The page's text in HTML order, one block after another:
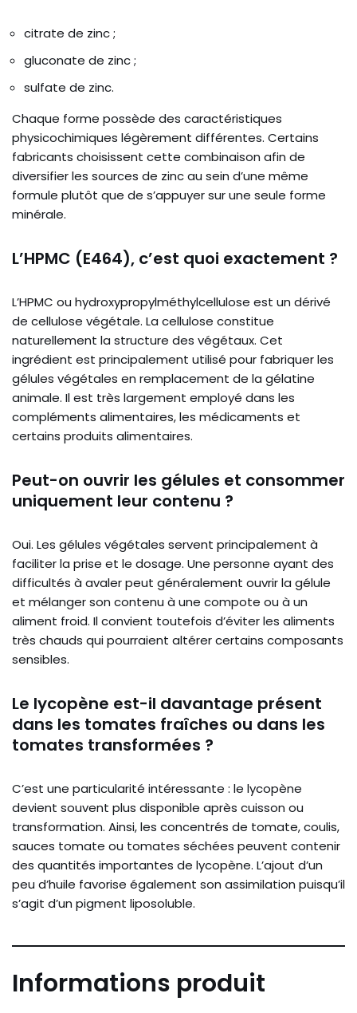
citrate de zinc ;
gluconate de zinc ;
sulfate de zinc.
Chaque forme possède des caractéristiques
physicochimiques légèrement différentes. Certains
fabricants choisissent cette combinaison afin de
diversifier les sources de zinc au sein d’une même
formule plutôt que de s’appuyer sur une seule forme
minérale.
L’HPMC (E464), c’est quoi exactement ?
L’HPMC ou hydroxypropylméthylcellulose est un dérivé
de cellulose végétale. La cellulose constitue
naturellement la structure des végétaux. Cet
ingrédient est principalement utilisé pour fabriquer les
gélules végétales en remplacement de la gélatine
animale. Il est très largement employé dans les
compléments alimentaires, les médicaments et
certains produits alimentaires.
Peut-on ouvrir les gélules et consommer
uniquement leur contenu ?
Oui. Les gélules végétales servent principalement à
faciliter la prise et le dosage. Une personne ayant des
difficultés à avaler peut généralement ouvrir la gélule
et mélanger son contenu à une compote ou à un
aliment froid. Il convient toutefois d’éviter les aliments
très chauds qui pourraient altérer certains composants
sensibles.
Le lycopène est-il davantage présent
dans les tomates fraîches ou dans les
tomates transformées ?
C’est une particularité intéressante : le lycopène
devient souvent plus disponible après cuisson ou
transformation. Ainsi, les concentrés de tomate, coulis,
sauces tomate ou tomates séchées peuvent contenir
des quantités importantes de lycopène. L’ajout d’un
peu d’huile favorise également son assimilation puisqu’il
s’agit d’un pigment liposoluble.
Informations produit